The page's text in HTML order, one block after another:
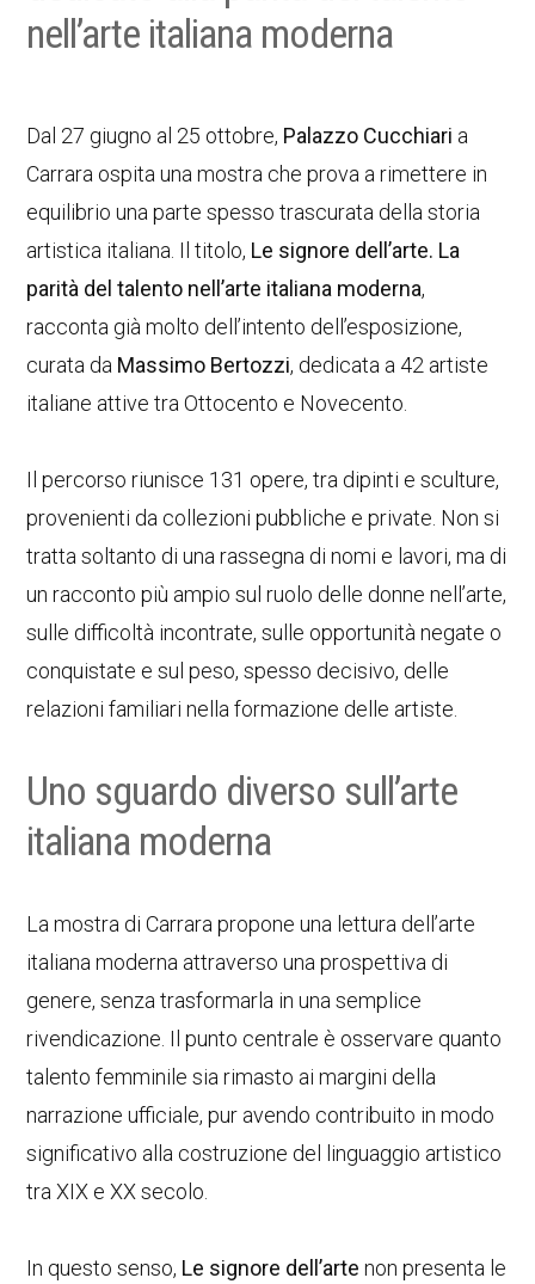
nell’arte italiana moderna
Dal 27 giugno al 25 ottobre, Palazzo Cucchiari a
Carrara ospita una mostra che prova a rimettere in
equilibrio una parte spesso trascurata della storia
artistica italiana. Il titolo, Le signore dell’arte. La
parità del talento nell’arte italiana moderna,
racconta già molto dell’intento dell’esposizione,
curata da Massimo Bertozzi, dedicata a 42 artiste
italiane attive tra Ottocento e Novecento.
Il percorso riunisce 131 opere, tra dipinti e sculture,
provenienti da collezioni pubbliche e private. Non si
tratta soltanto di una rassegna di nomi e lavori, ma di
un racconto più ampio sul ruolo delle donne nell’arte,
sulle difficoltà incontrate, sulle opportunità negate o
conquistate e sul peso, spesso decisivo, delle
relazioni familiari nella formazione delle artiste.
Uno sguardo diverso sull’arte
italiana moderna
La mostra di Carrara propone una lettura dell’arte
italiana moderna attraverso una prospettiva di
genere, senza trasformarla in una semplice
rivendicazione. Il punto centrale è osservare quanto
talento femminile sia rimasto ai margini della
narrazione ufficiale, pur avendo contribuito in modo
significativo alla costruzione del linguaggio artistico
tra XIX e XX secolo.
In questo senso, Le signore dell’arte non presenta le